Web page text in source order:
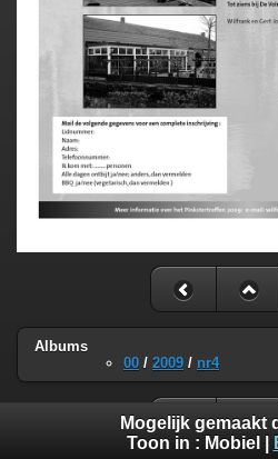
Albums
00 / 2009 / nr4
Mogelijk gemaakt
Toon in : Mobiel